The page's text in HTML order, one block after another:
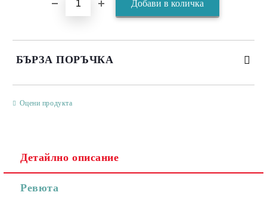
БЪРЗА ПОРЪЧКА
Оцени продукта
Детайлно описание
Ревюта